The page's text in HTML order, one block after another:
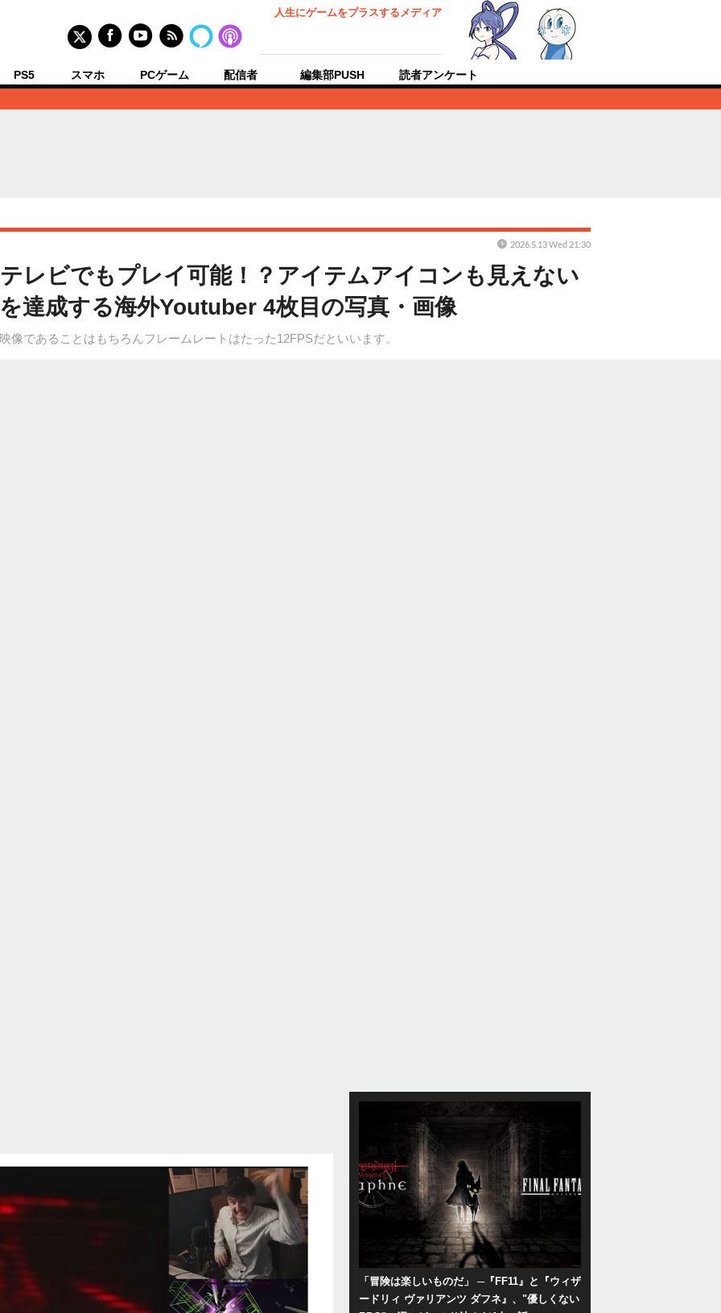
人生にゲームをプラスするメディア
PS5 スマホ PCゲーム 配信者 編集部PUSH 読者アンケート
レビでもプレイ可能！？アイテムアイコンも見えない
達成する海外Youtuber 4枚目の写真・画像
像であることはもちろんフレームレートはたった12FPSだといいます。
2026.5.13 Wed 21:30
「冒険は楽しいものだ」 ─『FF11』と『ウィザ
ードリィ ヴァリアンツ ダフネ』、"優しくない